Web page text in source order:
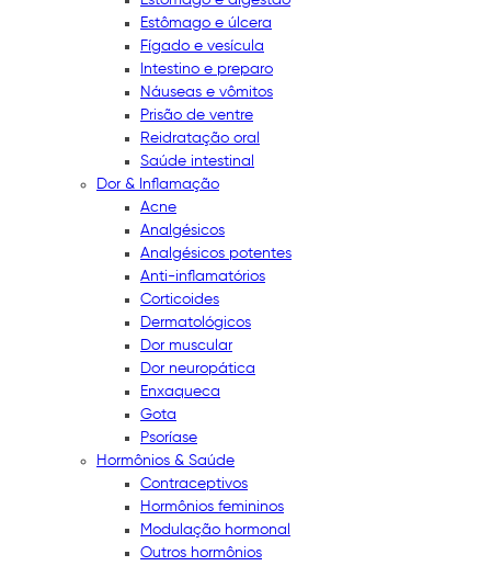
Estômago e úlcera
Fígado e vesícula
Intestino e preparo
Náuseas e vômitos
Prisão de ventre
Reidratação oral
Saúde intestinal
Dor & Inflamação
Acne
Analgésicos
Analgésicos potentes
Anti-inflamatórios
Corticoides
Dermatológicos
Dor muscular
Dor neuropática
Enxaqueca
Gota
Psoríase
Hormônios & Saúde
Contraceptivos
Hormônios femininos
Modulação hormonal
Outros hormônios